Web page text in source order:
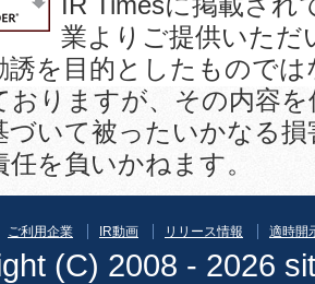
業よりご提供いただ
誘を目的としたもので
おりますが、その内容
づいて被ったいかなる
を負いかねます。
ご利用企業 IR動画 リリース情報 適時開
(C) 2008 - 2026